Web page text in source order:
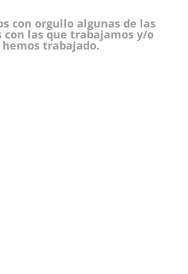
con orgullo algunas de las
con las que trabajamos y/o
hemos trabajado.